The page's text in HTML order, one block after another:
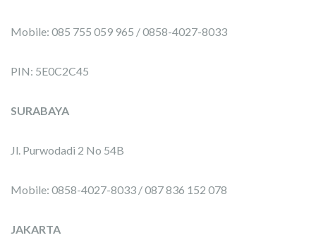
Mobile: 085 755 059 965 / 0858-4027-8033
PIN: 5E0C2C45
SURABAYA
Jl. Purwodadi 2 No 54B
Mobile: 0858-4027-8033 / 087 836 152 078
JAKARTA